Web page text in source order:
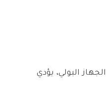
البولي، يؤدي